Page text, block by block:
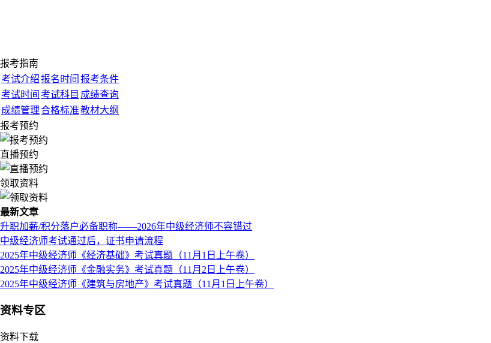
报考指南
考试介绍报名时间 报考条件
考试时间 考试科目 成绩查询
成绩管理合格标准教材大纲
报考预约
直播预约
领取资料
最新文章
升职加薪/积分落户必备职称——2026年中级经济师不容错过
中级经济师考试通过后，证书申请流程
2025年中级经济师《经济基础》考试真题（11月1日上午卷）
2025年中级经济师《金融实务》考试真题（11月2日上午卷）
2025年中级经济师《建筑与房地产》考试真题（11月1日上午卷）
资料专区
资料下载